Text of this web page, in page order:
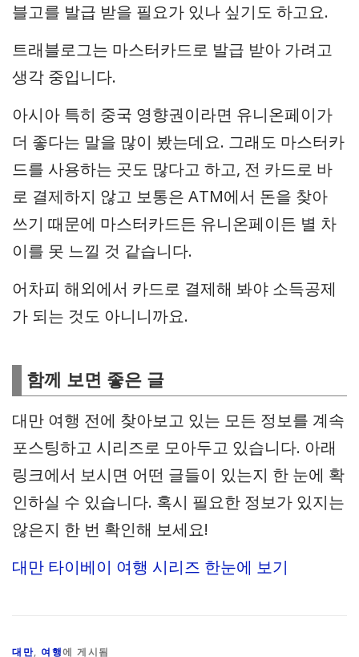
블고를 발급 받을 필요가 있나 싶기도 하고요.
트래블로그는 마스터카드로 발급 받아 가려고
생각 중입니다.
아시아 특히 중국 영향권이라면 유니온페이가
더 좋다는 말을 많이 봤는데요. 그래도 마스터카
드를 사용하는 곳도 많다고 하고, 전 카드로 바
로 결제하지 않고 보통은 ATM에서 돈을 찾아
쓰기 때문에 마스터카드든 유니온페이든 별 차
이를 못 느낄 것 같습니다.
어차피 해외에서 카드로 결제해 봐야 소득공제
가 되는 것도 아니니까요.
함께 보면 좋은 글
대만 여행 전에 찾아보고 있는 모든 정보를 계속
포스팅하고 시리즈로 모아두고 있습니다. 아래
링크에서 보시면 어떤 글들이 있는지 한 눈에 확
인하실 수 있습니다. 혹시 필요한 정보가 있지는
않은지 한 번 확인해 보세요!
대만 타이베이 여행 시리즈 한눈에 보기
대만, 여행에 게시됨